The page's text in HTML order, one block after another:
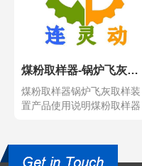
煤粉取样器-锅炉飞灰取样装置产品使用说明
煤粉取样器锅炉飞灰取样装
置产品使用说明煤粉取样器